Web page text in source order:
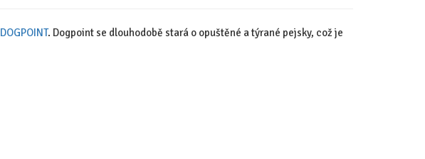
DOGPOINT. Dogpoint se dlouhodobě stará o opuštěné a týrané pejsky, což je